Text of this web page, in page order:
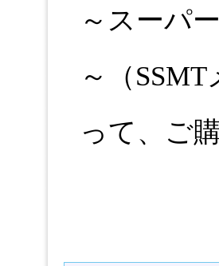
～スーパ
～（
って、ご